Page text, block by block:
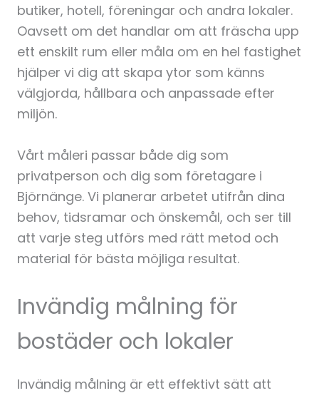
butiker, hotell, föreningar och andra lokaler.
Oavsett om det handlar om att fräscha upp
ett enskilt rum eller måla om en hel fastighet
hjälper vi dig att skapa ytor som känns
välgjorda, hållbara och anpassade efter
miljön.
Vårt måleri passar både dig som
privatperson och dig som företagare i
Björnänge. Vi planerar arbetet utifrån dina
behov, tidsramar och önskemål, och ser till
att varje steg utförs med rätt metod och
material för bästa möjliga resultat.
Invändig målning för
bostäder och lokaler
Invändig målning är ett effektivt sätt att